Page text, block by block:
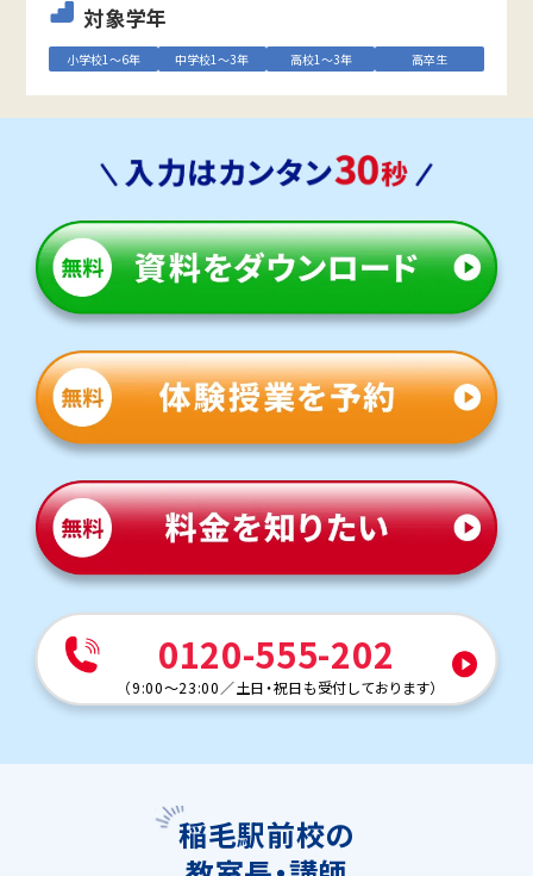
対象学年
小学校1～6年 中学校1～3年 高校1～3年 高卒生
0120-555-202
（9:00～23:00 ／土日・祝日も受付しております）
稲毛駅前校の